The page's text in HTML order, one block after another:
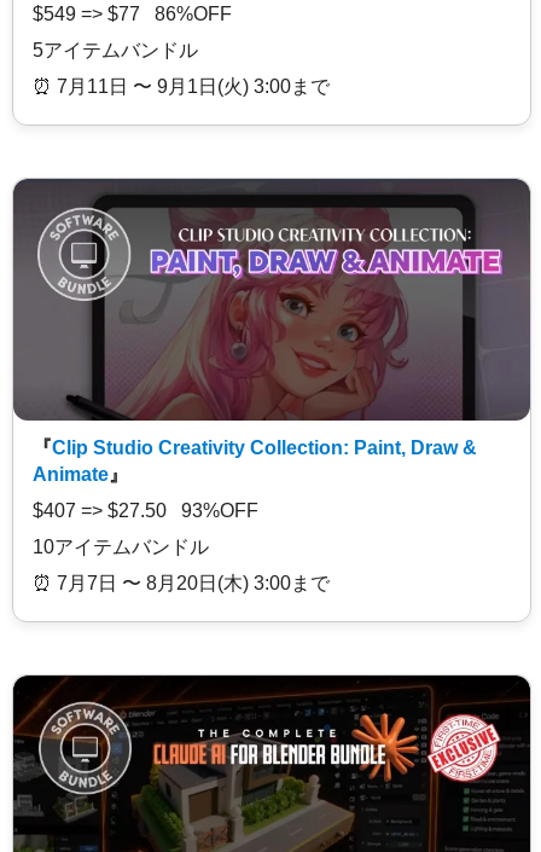
$549 => $77 86%OFF
5アイテムバンドル
⏰️ 7月11日 〜 9月1日(火) 3:00まで
『Clip Studio Creativity Collection: Paint, Draw &
Animate 』
$407 => $27.50 93%OFF
10アイテムバンドル
⏰️ 7月7日 〜 8月20日(木) 3:00まで